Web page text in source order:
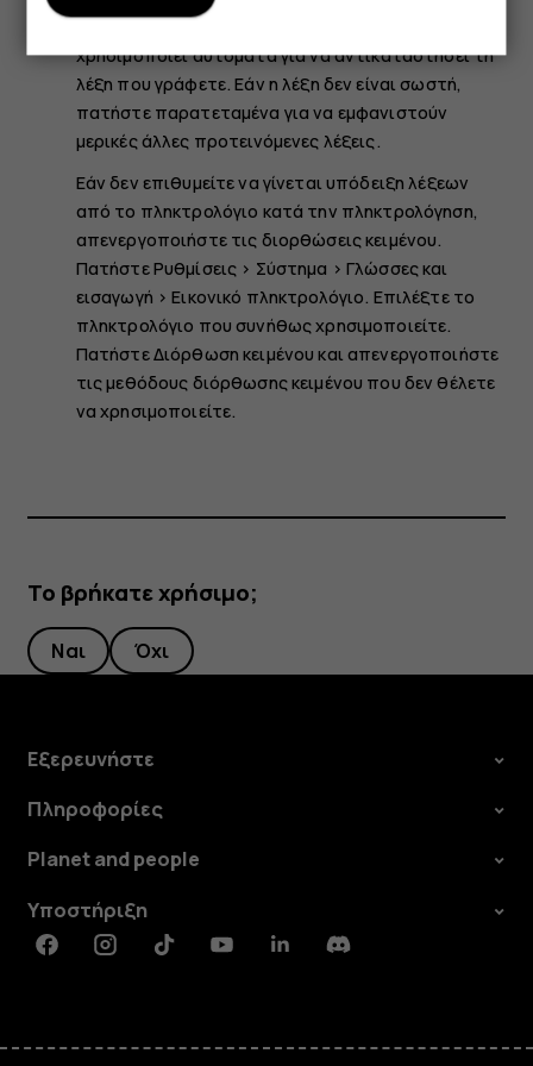
με έντονους χαρακτήρες, το τηλέφωνό σας τη
χρησιμοποιεί αυτόματα για να αντικαταστήσει τη
λέξη που γράφετε. Εάν η λέξη δεν είναι σωστή,
πατήστε παρατεταμένα για να εμφανιστούν
μερικές άλλες προτεινόμενες λέξεις.
Εάν δεν επιθυμείτε να γίνεται υπόδειξη λέξεων
από το πληκτρολόγιο κατά την πληκτρολόγηση,
απενεργοποιήστε τις διορθώσεις κειμένου.
ΠατήστεΡυθμίσεις > Σύστημα >Γλώσσες και
εισαγωγή >Εικονικό πληκτρολόγιο. Επιλέξτε το
πληκτρολόγιο που συνήθως χρησιμοποιείτε.
ΠατήστεΔιόρθωση κειμένου και απενεργοποιήστε
τις μεθόδους διόρθωσης κειμένου που δεν θέλετε
να χρησιμοποιείτε.
Το βρήκατε χρήσιμο;
Ναι Όχι
Εξερευνήστε
Πληροφορίες
Planet and people
Υποστήριξη
FacebookInstagramTiktokYoutubeLinkedinDiscord